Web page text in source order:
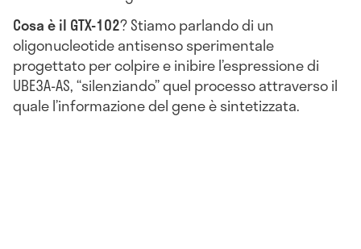
Cosa è il GTX-102? Stiamo parlando di un
oligonucleotide antisenso sperimentale
progettato per colpire e inibire l’espressione di
UBE3A-AS, “silenziando” quel processo attraverso il
quale l’informazione del gene è sintetizzata.